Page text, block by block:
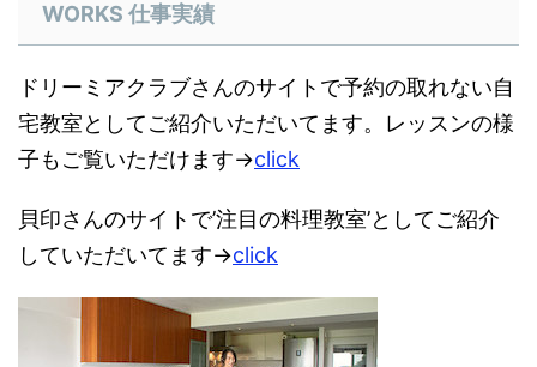
​WORKS 仕事実績
​ドリーミアクラブさんのサイトで予約の取れない自
宅教室としてご紹介いただいてます。レッスンの様
子もご覧いただけます→click
貝印さんのサイトで’注目の料理教室’としてご紹介
していただいてます→click